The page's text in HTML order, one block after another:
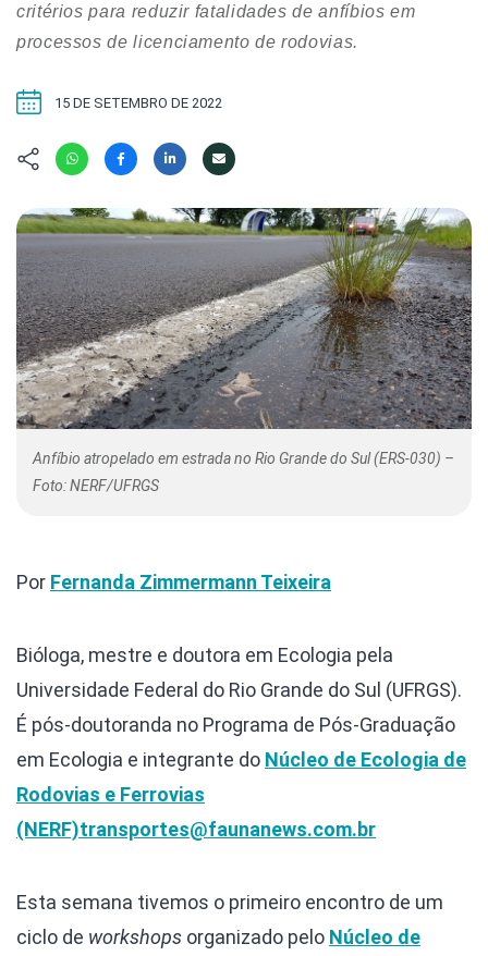
Kit
Saúde,
Segunda
Túnel do
Universo
Cursos
critérios para reduzir fatalidades de anfíbios em
processos de licenciamento de rodovias.
15 DE SETEMBRO DE 2022
Anfíbio atropelado em estrada no Rio Grande do Sul (ERS-030) –
Foto: NERF/UFRGS
Por Fernanda Zimmermann Teixeira
Bióloga, mestre e doutora em Ecologia pela
Universidade Federal do Rio Grande do Sul (UFRGS).
É pós-doutoranda no Programa de Pós-Graduação
em Ecologia e integrante do Núcleo de Ecologia de
Rodovias e Ferrovias
(NERF)transportes@faunanews.com.br
Esta semana tivemos o primeiro encontro de um
ciclo de workshops organizado pelo Núcleo de